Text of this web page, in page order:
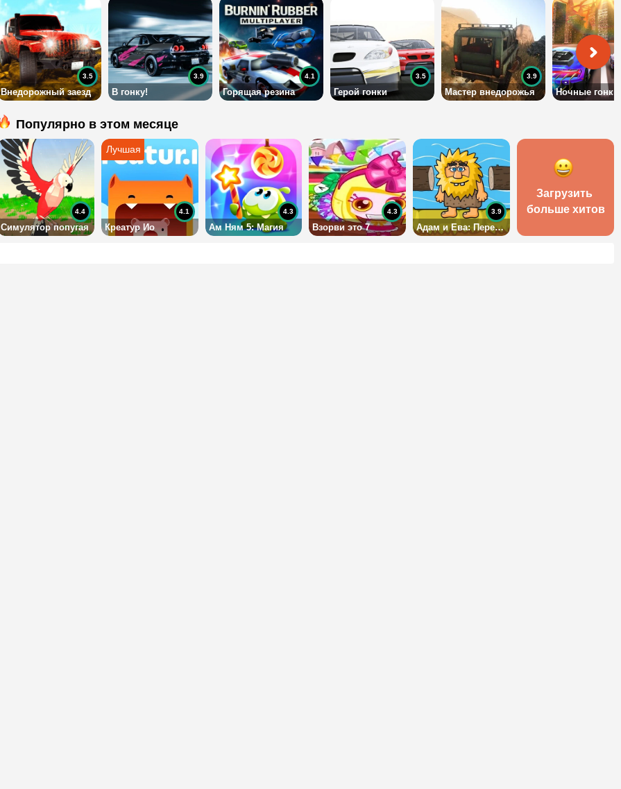
Внедорожный заезд
3.5
В гонку!
3.9
Горящая резина
4.1
Герой гонки
3.5
Мастер внедорожья
3.9
Ночные гонки
Популярно в этом месяце
Симулятор попугая
4.4
Креатур Ио
4.1
Ам Ням 5: Магия
4.3
Взорви это 7
4.3
Адам и Ева: Переправа
3.9
Загрузить
больше хитов